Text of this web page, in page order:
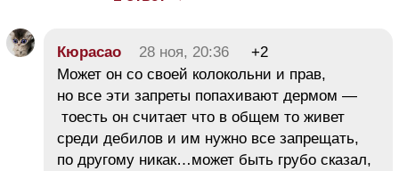
Кюрасао 28 ноя, 20:36
+2
Может он со своей колокольни и прав,
но все эти запреты попахивают дермом —
тоесть он считает что в общем то живет
среди дебилов и им нужно все запрещать,
по другому никак…может быть грубо сказал,